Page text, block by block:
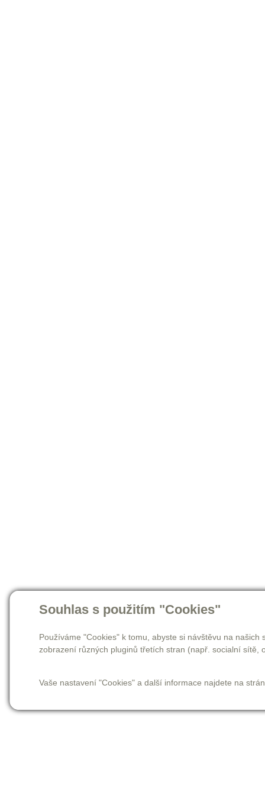
Souhlas s použitím "Cookies"
Používáme "Cookies" k tomu, abyste si návštěvu na
zobrazení různých pluginů třetích stran (např. socialní sítě,
Vaše nastavení "Cookies" a další informace najdete na